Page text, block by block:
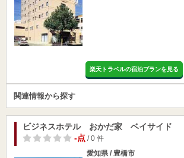
楽天トラベルの宿泊プランを見る
関連情報から探す
ビジネスホテル おかだ家 ベイサイド
-点/ 0 件
愛知県 / 豊橋市